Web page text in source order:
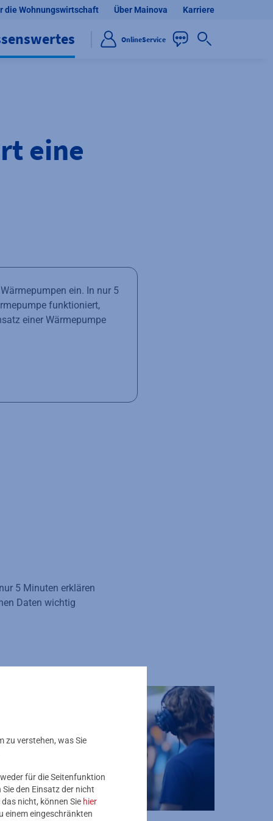
zu verstehen, was Sie
für die Seitenfunktion
den Einsatz der nicht
nicht, können Sie hier
einem eingeschränkten
die Wohnungswirtschaft Über Mainova Karriere
OnlineService
eine
ein. In nur 5
funktioniert,
einer Wärmepumpe
5 Minuten erklären
Daten wichtig